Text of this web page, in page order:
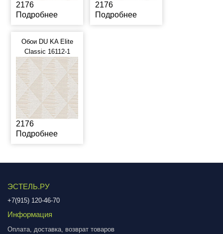
2176
Подробнее
2176
Подробнее
Обои DU KA Elite
Classic 16112-1
2176
Подробнее
ЭСТЕЛЬ.РУ
+7(915) 120-46-70
Информация
Оплата, доставка, возврат товаров